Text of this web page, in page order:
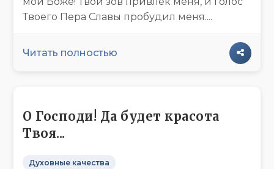
Твоего Пера Славы пробудил меня....
Читать полностью
О Господи! Да будет красота
Твоя...
Духовные качества